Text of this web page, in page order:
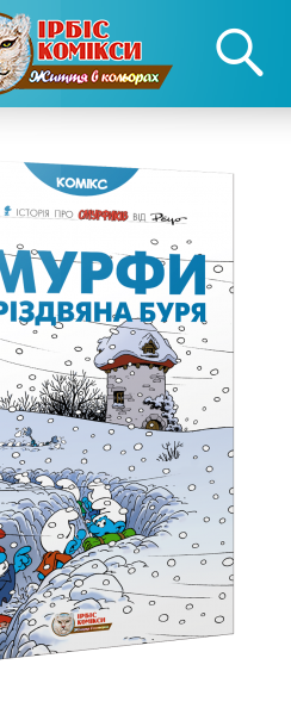
(050) 390-12-12
12-12